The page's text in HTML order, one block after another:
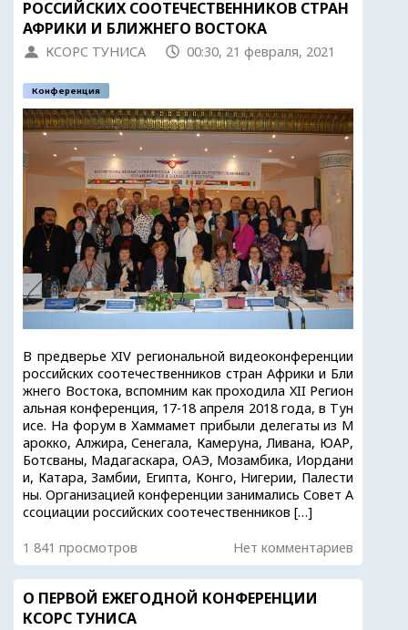
РОССИЙСКИХ СООТЕЧЕСТВЕННИКОВ СТРАН
АФРИКИ И БЛИЖНЕГО ВОСТОКА
КСОРС ТУНИСА 00:30, 21 февраля, 2021
Конференция
В предверье XIV региональной видеоконференции
российских соотечественников стран Африки и Бли
жнего Востока, вспомним как проходила XII Регион
альная конференция, 17-18 апреля 2018 года, в Тун
исе. На форум в Хаммамет прибыли делегаты из М
арокко, Алжира, Сенегала, Камеруна, Ливана, ЮАР,
Ботсваны, Мадагаскара, ОАЭ, Мозамбика, Иордани
и, Катара, Замбии, Египта, Конго, Нигерии, Палести
ны. Организацией конференции занимались Совет А
ссоциации российских соотечественников […]
1 841 просмотров Нет комментариев
О ПЕРВОЙ ЕЖЕГОДНОЙ КОНФЕРЕНЦИИ
КСОРС ТУНИСА